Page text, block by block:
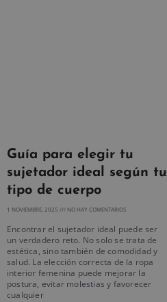
Guía para elegir tu
sujetador ideal según tu
tipo de cuerpo
1 NOVIEMBRE, 2025 NO HAY COMENTARIOS
Encontrar el sujetador ideal puede ser
un verdadero reto. No solo se trata de
estética, sino también de comodidad y
salud. La elección correcta de la ropa
interior femenina puede mejorar la
postura, evitar molestias y favorecer
cualquier